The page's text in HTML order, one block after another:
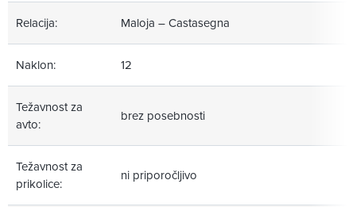
Relacija: Maloja – Castasegna
Naklon: 12
Težavnost za
avto:
brez posebnosti
Težavnost za
prikolice:
ni priporočljivo